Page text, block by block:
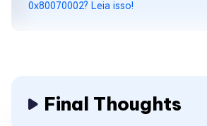
0x80070002? Leia isso!
Final Thoughts